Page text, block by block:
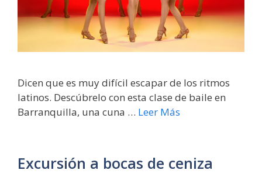
Dicen que es muy difícil escapar de los ritmos
latinos. Descúbrelo con esta clase de baile en
Barranquilla, una cuna … Leer Más
Excursión a bocas de ceniza